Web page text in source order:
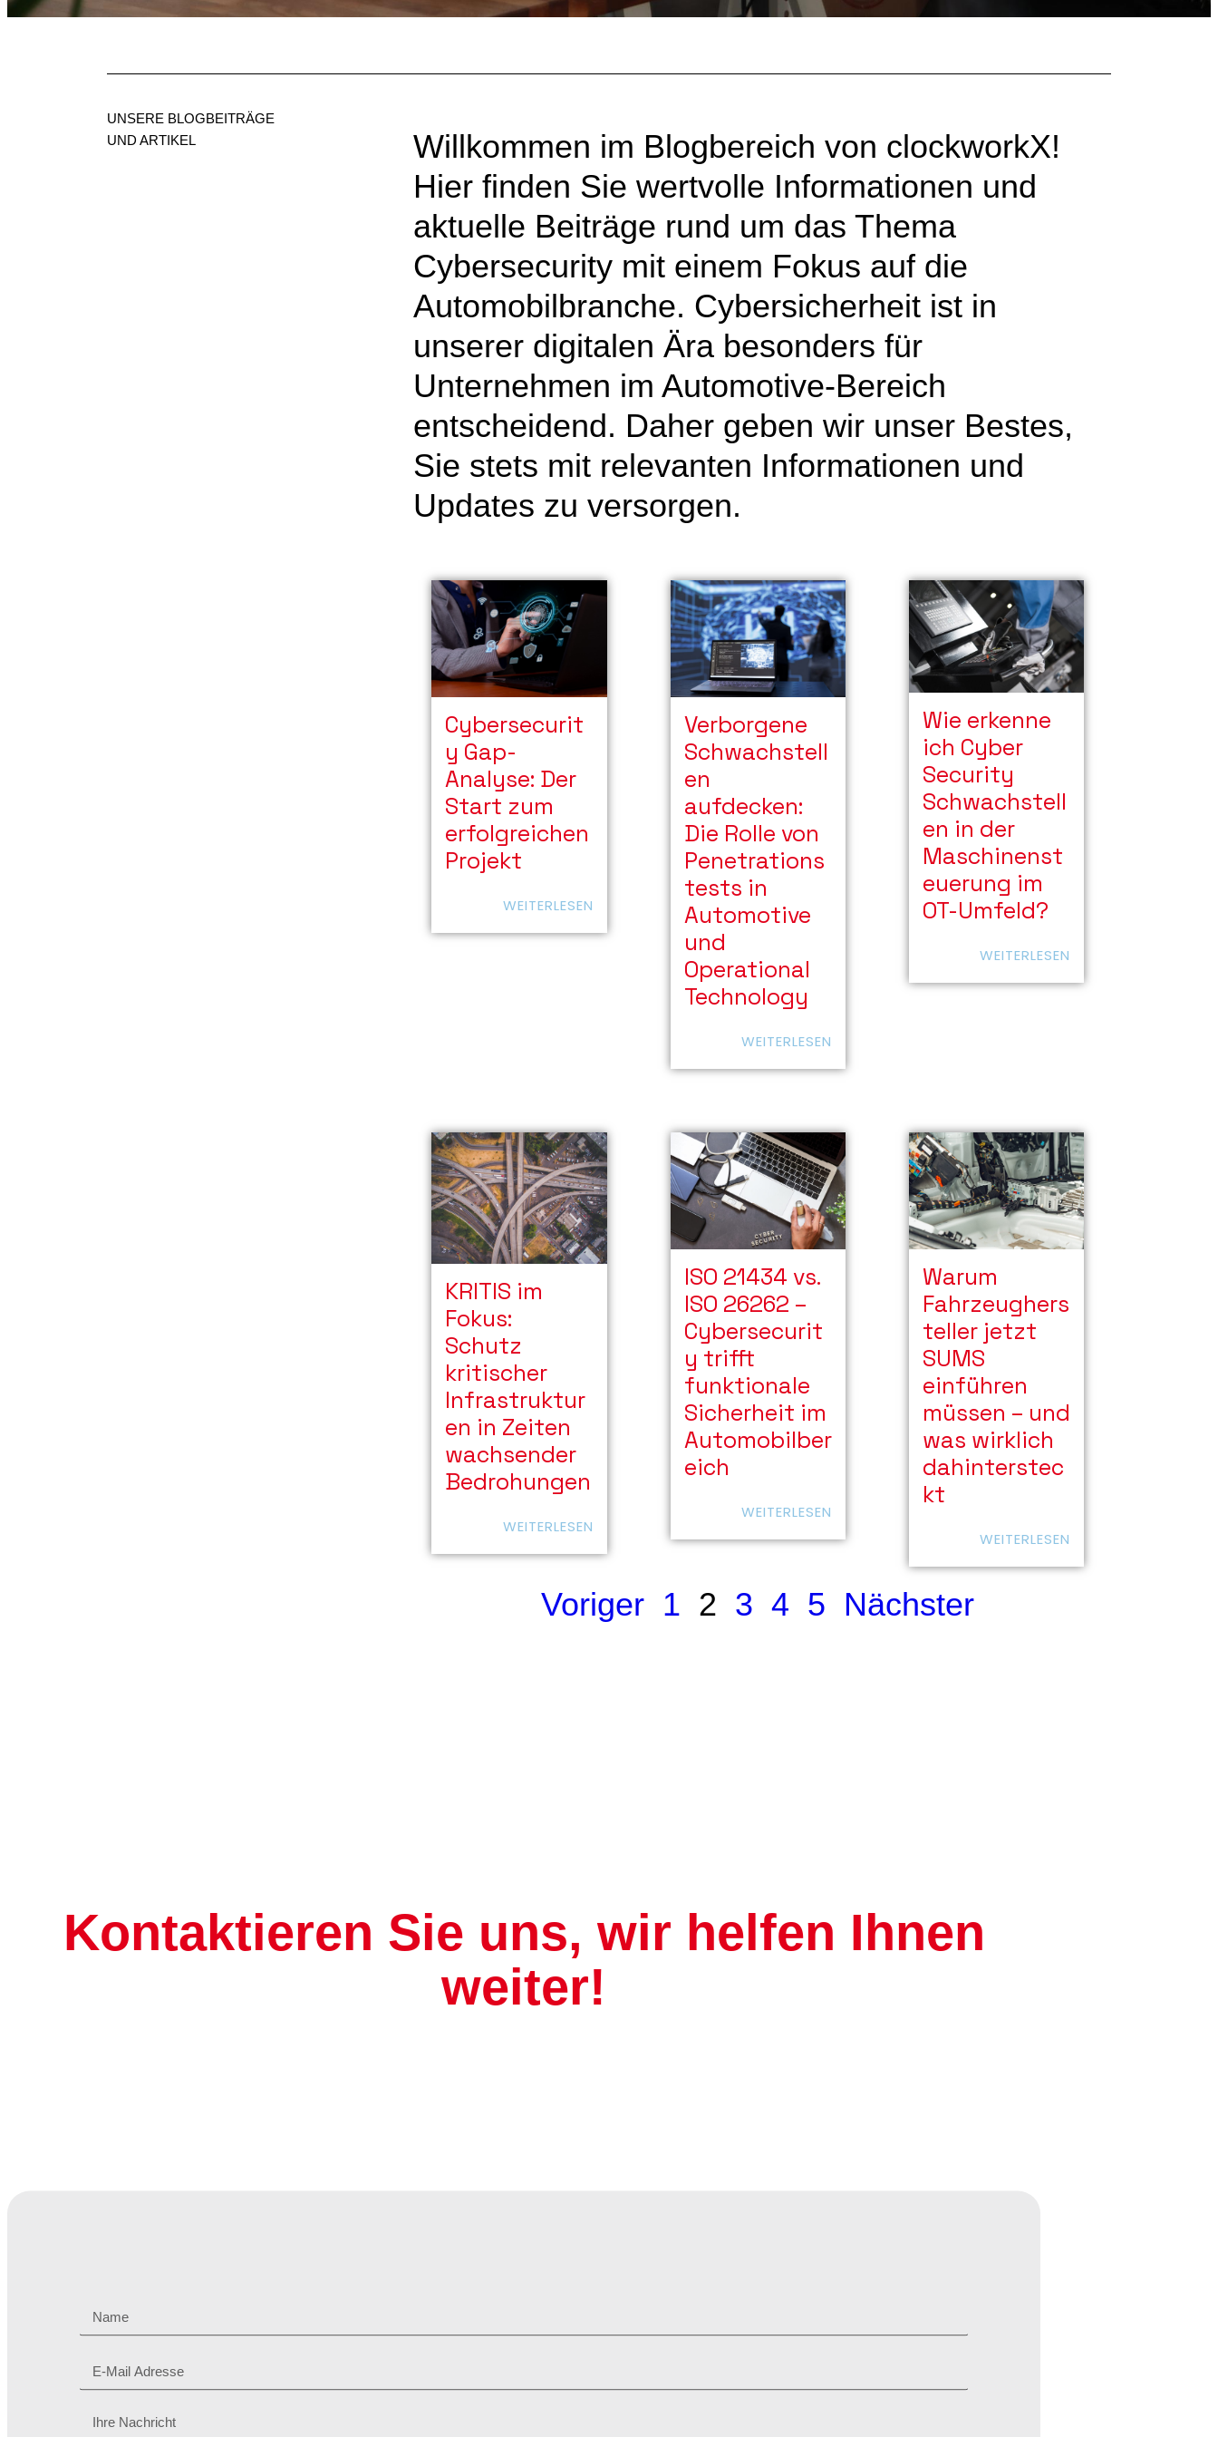
UNSERE BLOGBEITRÄGE
UND ARTIKEL
Willkommen im Blogbereich von clockworkX!
Hier finden Sie wertvolle Informationen und
aktuelle Beiträge rund um das Thema
Cybersecurity mit einem Fokus auf die
Automobilbranche. Cybersicherheit ist in
unserer digitalen Ära besonders für
Unternehmen im Automotive-Bereich
entscheidend. Daher geben wir unser Bestes,
Sie stets mit relevanten Informationen und
Updates zu versorgen.
Cybersecurit
y Gap-
Analyse: Der
Start zum
erfolgreichen
Projekt
WEITERLESEN
Verborgene
Schwachstell
en
aufdecken:
Die Rolle von
Penetrations
tests in
Automotive
und
Operational
Technology
WEITERLESEN
Wie erkenne
ich Cyber
Security
Schwachstell
en in der
Maschinenst
euerung im
OT-Umfeld?
WEITERLESEN
KRITIS im
Fokus:
Schutz
kritischer
Infrastruktur
en in Zeiten
wachsender
Bedrohungen
WEITERLESEN
ISO 21434 vs.
ISO 26262 –
Cybersecurit
y trifft
funktionale
Sicherheit im
Automobilber
eich
WEITERLESEN
Warum
Fahrzeughers
teller jetzt
SUMS
einführen
müssen – und
was wirklich
dahinterstec
kt
WEITERLESEN
Voriger 1 2 3 4 5 Nächster
Kontaktieren Sie uns, wir helfen Ihnen
weiter!